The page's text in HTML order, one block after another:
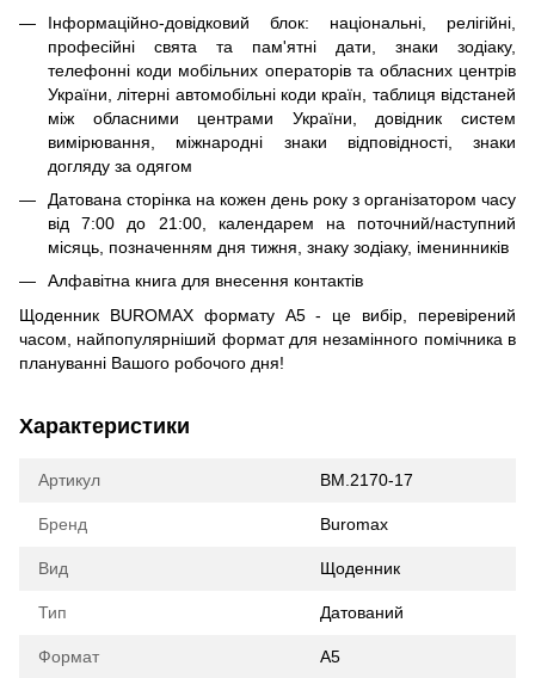
Інформаційно-довідковий блок: національні, релігійні,
професійні свята та пам'ятні дати, знаки зодіаку,
телефонні коди мобільних операторів та обласних центрів
України, літерні автомобільні коди країн, таблиця відстаней
між обласними центрами України, довідник систем
вимірювання, міжнародні знаки відповідності, знаки
догляду за одягом
Датована сторінка на кожен день року з організатором часу
від 7:00 до 21:00, календарем на поточний/наступний
місяць, позначенням дня тижня, знаку зодіаку, іменинників
Алфавітна книга для внесення контактів
Щоденник BUROMAX формату А5 - це вибір, перевірений
часом, найпопулярніший формат для незамінного помічника в
плануванні Вашого робочого дня!
Характеристики
Артикул BM.2170-17
Бренд Buromax
Вид Щоденник
Тип Датований
Формат А5